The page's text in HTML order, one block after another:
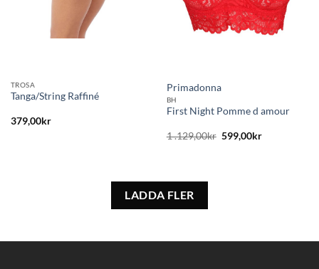
TROSA
Tanga/String Raffiné
379,00kr
Primadonna
BH
First Night Pomme d amour
1 .129,00kr Det
ursprungliga
599,00krDet
LADDA FLER